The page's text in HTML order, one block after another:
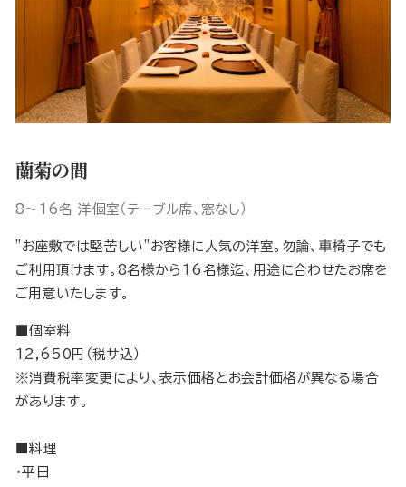
蘭菊の間
8～16名 洋個室（テーブル席、窓なし）
”お座敷では堅苦しい”お客様に人気の洋室。勿論、車椅子でも
ご利用頂けます。8名様から16名様迄、用途に合わせたお席を
ご用意いたします。
■個室料
12,650円（税サ込）
※消費税率変更により、表示価格とお会計価格が異なる場合
があります。
■料理
・平日